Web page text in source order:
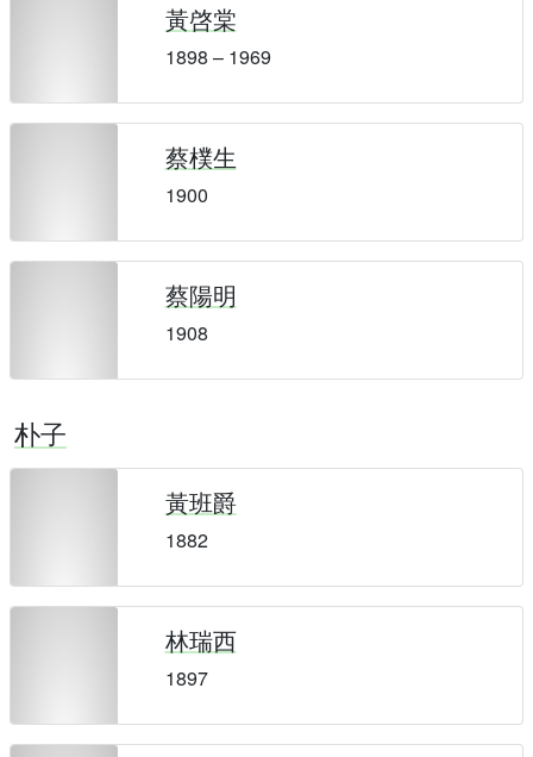
黃啓棠
1898 – 1969
蔡樸生
1900
蔡陽明
1908
朴子
黃班爵
1882
林瑞西
1897